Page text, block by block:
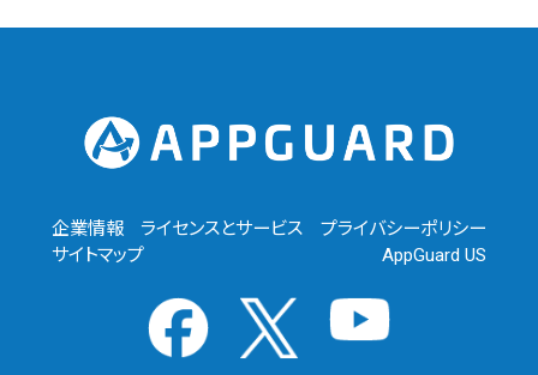
企業情報 ライセンスとサービス
プライバシーポリシー
サイトマップ
AppGuard US